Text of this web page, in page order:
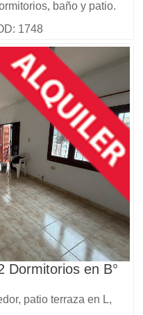
baño y patio.
1748
Dormitorios en B°
patio terraza en L,